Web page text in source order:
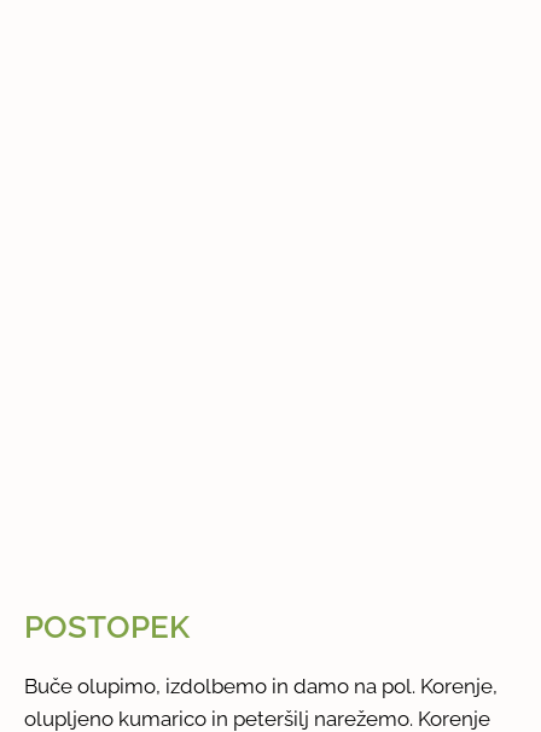
POSTOPEK
Buče olupimo, izdolbemo in damo na pol. Korenje,
olupljeno kumarico in peteršilj narežemo. Korenje